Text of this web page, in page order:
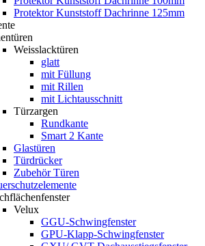
Protektor Kunststoff Dachrinne 125mm
Weisslacktüren
glatt
mit Füllung
mit Rillen
mit Lichtausschnitt
Türzargen
Rundkante
Smart 2 Kante
Glastüren
Türdrücker
Zubehör Türen
Velux
GGU-Schwingfenster
GPU-Klapp-Schwingfenster